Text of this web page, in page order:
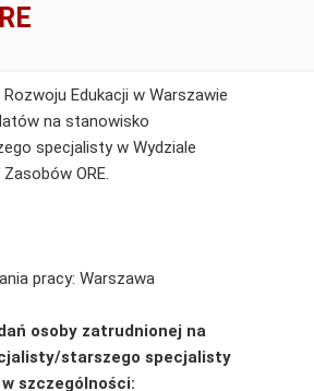
Edukacji w Warszawie
na stanowisko
specjalisty w Wydziale
ORE.
pracy: Warszawa
osoby zatrudnionej na
starszego specjalisty
szczególności: